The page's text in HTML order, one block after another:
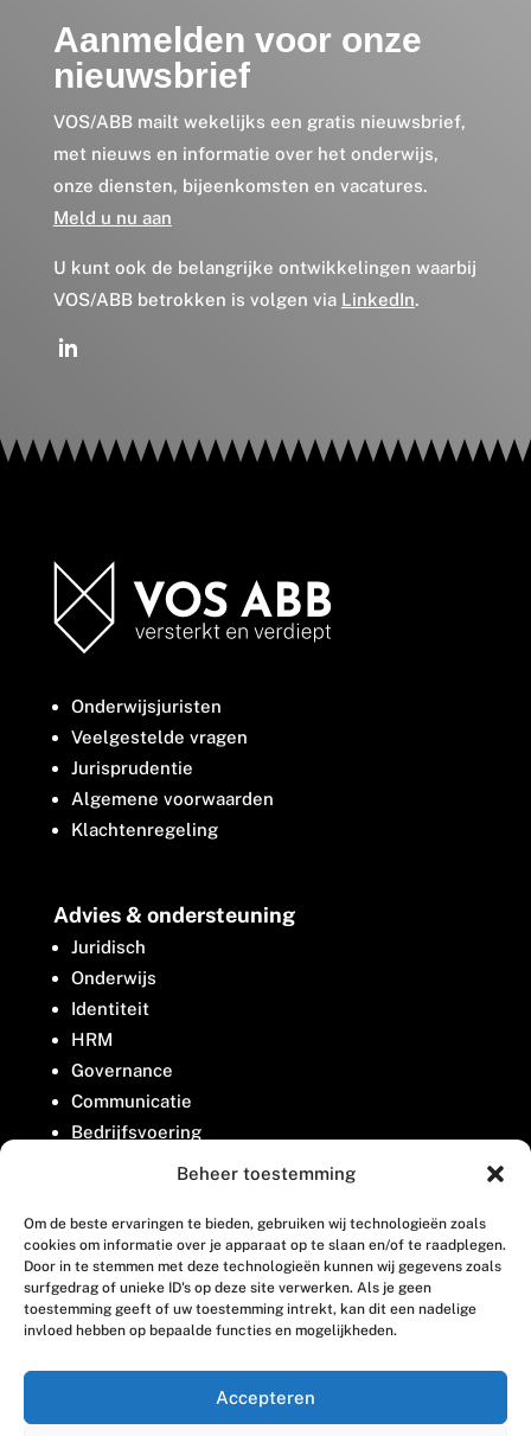
Beheer toestemming
Om de beste ervaringen te bieden, gebruiken wij technologieën zoals
cookies om informatie over je apparaat op te slaan en/of te raadplegen.
Door in te stemmen met deze technologieën kunnen wij gegevens zoals
surfgedrag of unieke ID's op deze site verwerken. Als je geen
toestemming geeft of uw toestemming intrekt, kan dit een nadelige
invloed hebben op bepaalde functies en mogelijkheden.
Accepteren
Aanmelden voor onze
nieuwsbrief
VOS/ABB mailt wekelijks een gratis nieuwsbrief,
met nieuws en informatie over het onderwijs,
onze diensten, bijeenkomsten en vacatures.
Meld u nu aan
U kunt ook de belangrijke ontwikkelingen waarbij
VOS/ABB betrokken is volgen via LinkedIn.
Onderwijsjuristen
Veelgestelde vragen
Jurisprudentie
Algemene voorwaarden
Klachtenregeling
Advies & ondersteuning
Juridisch
Onderwijs
Identiteit
HRM
Governance
Communicatie
Bedrijfsvoering
Belangenbehartiging
Contact
Houttuinlaan 8
3447 GM Woerden